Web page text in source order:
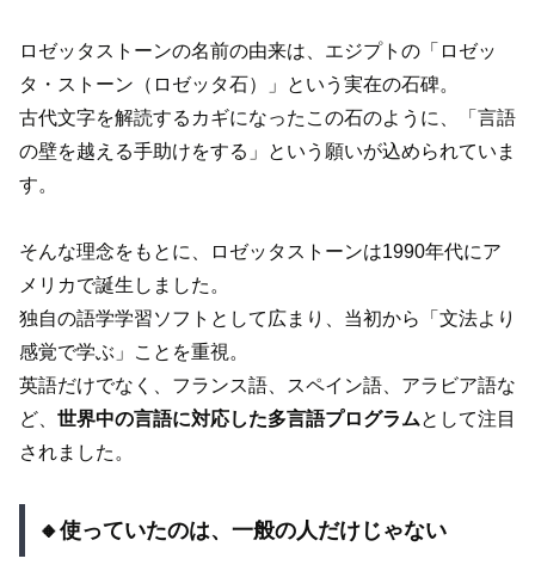
ロゼッタストーンの名前の由来は、エジプトの「ロゼッ
タ・ストーン（ロゼッタ石）」という実在の石碑。
古代文字を解読するカギになったこの石のように、「言語
の壁を越える手助けをする」という願いが込められていま
す。
そんな理念をもとに、ロゼッタストーンは1990年代にア
メリカで誕生しました。
独自の語学学習ソフトとして広まり、当初から「文法より
感覚で学ぶ」ことを重視。
英語だけでなく、フランス語、スペイン語、アラビア語な
ど、 世界中の言語に対応した多言語プログラムとして注目
されました。
🔸使っていたのは、一般の人だけじゃない